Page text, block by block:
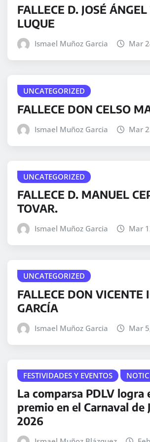
FALLECE D. JOSÉ
LUQUE
Ismael Muñoz Garcia Mar
UNCATEGORIZED
FALLECE DON CELSO
Ismael Muñoz Garcia Mar
UNCATEGORIZED
FALLECE D. MANUEL
TOVAR.
Ismael Muñoz Garcia Mar
UNCATEGORIZED
FALLECE DON VICENTE
GARCÍA
Ismael Muñoz Garcia Mar
FESTIVIDADES Y EVENTOS
La comparsa PDLV logra
premio en el Carnaval de
2026